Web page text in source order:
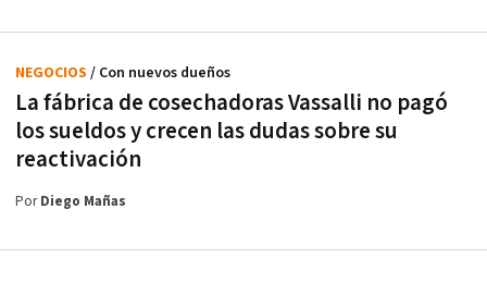
La fábrica de cosechadoras Vassalli no pagó
los sueldos y crecen las dudas sobre su
reactivación
NEGOCIOS / Con nuevos dueños
PorDiego Mañas